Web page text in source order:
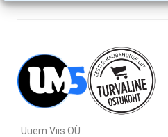
Uuem Viis OÜ